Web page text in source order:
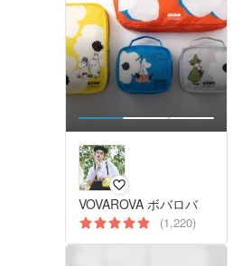
VOVAROVA ボバロバ
(1,220)